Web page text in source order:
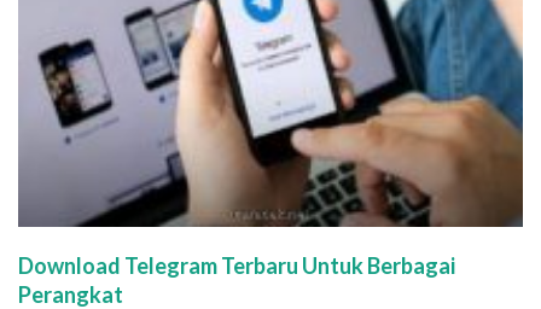
Download Telegram Terbaru Untuk Berbagai
Perangkat